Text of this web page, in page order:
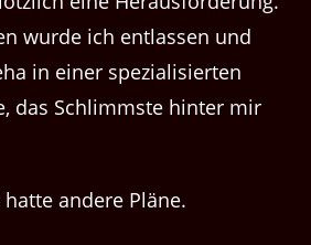
wurde ich entlassen und
in einer spezialisierten
das Schlimmste hinter mir
andere Pläne.